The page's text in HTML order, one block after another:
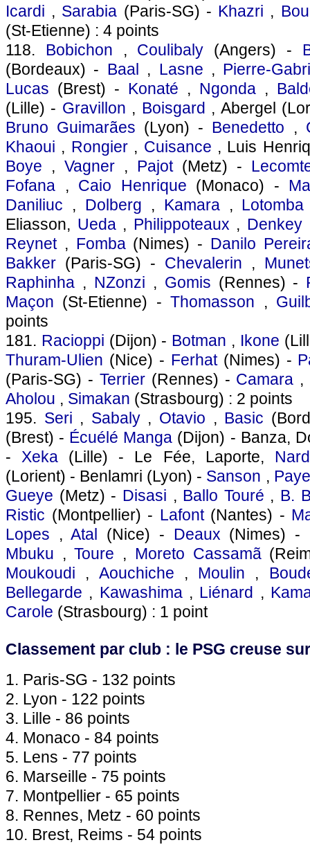
Icardi , Sarabia (Paris-SG) - Khazri ,
(St-Etienne) : 4 points
118. Bobichon , Coulibaly (Angers) -
(Bordeaux) - Baal , Lasne , Pierre-
Lucas (Brest) - Konaté , Ngonda ,
(Lille) - Gravillon , Boisgard , Abergel
Bruno Guimarães (Lyon) - Benedetto ,
Khaoui , Rongier, Cuisance , Luis
Boye , Vagner , Pajot(Metz) -
Fofana , Caio Henrique (Monaco) -
Daniliuc , Dolberg , Kamara, Lotomba
Eliasson, Ueda, Philippoteaux , Denkey
Reynet, Fomba(Nimes) - Danilo
Bakker (Paris-SG) - Chevalerin ,
Raphinha , NZonzi , Gomis (Rennes) -
Maçon (St-Etienne) -Thomasson ,
points
181. Racioppi (Dijon) - Botman , Ikone
Thuram-Ulien (Nice) - Ferhat(Nimes) -
(Paris-SG) - Terrier(Rennes) - Camara ,
Aholou , Simakan (Strasbourg) : 2 points
195. Seri , Sabaly, Otavio , Basic
(Brest) - Écuélé Manga (Dijon) - Banza,
- Xeka (Lille) - Le Fée, Laporte,
(Lorient) - Benlamri (Lyon) - Sanson ,
Gueye (Metz) - Disasi , Ballo Touré , B.
Ristic (Montpellier) - Lafont(Nantes) -
Lopes ,Atal (Nice) - Deaux (Nimes) -
Mbuku ,Toure , Moreto Cassamã
Moukoudi , Aouchiche , Moulin ,
Bellegarde , Kawashima, Liénard ,
Carole (Strasbourg) : 1 point
Classement par club : le PSG creuse
1. Paris-SG - 132 points
2. Lyon - 122 points
3. Lille - 86 points
4. Monaco - 84 points
5. Lens - 77 points
6. Marseille - 75 points
7. Montpellier - 65 points
8. Rennes, Metz - 60 points
10. Brest, Reims - 54 points